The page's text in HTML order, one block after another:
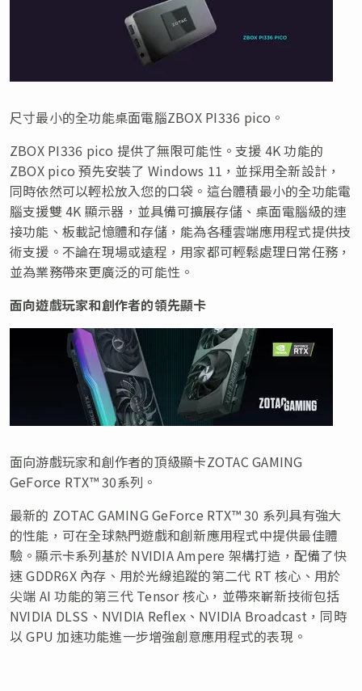
尺寸最小的全功能桌面電腦ZBOX PI336 pico。
ZBOX PI336 pico 提供了無限可能性。支援 4K功能的
ZBOX pico 預先安裝了 Windows 11，並採用全新設計，
同時依然可以輕松放入您的口袋。這台體積最小的全功能電
腦支援雙4K 顯示器，並具備可擴展存儲、桌面電腦級的連
接功能、板載記憶體和存儲，能為各種雲端應用程式提供技
術支援。不論在現場或遠程，用家都可輕鬆處理日常任務，
並為業務帶來更廣泛的可能性。
面向遊戲玩家和創作者的領先顯卡
面向游戲玩家和創作者的頂級顯卡ZOTAC GAMING
GeForce RTX™ 30系列。
最新的 ZOTAC GAMING GeForce RTX™ 30 系列具有強大
的性能，可在全球熱門遊戲和創新應用程式中提供最佳體
驗。顯示卡系列基於 NVIDIA Ampere 架構打造，配備了快
速 GDDR6X 內存、用於光線追蹤的第二代 RT 核心、用於
尖端 AI 功能的第三代 Tensor 核心，並帶來嶄新技術包括
NVIDIA DLSS、NVIDIA Reflex、NVIDIA Broadcast，同時
以 GPU 加速功能進一步增強創意應用程式的表現。